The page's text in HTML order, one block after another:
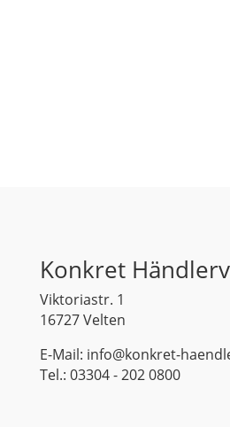
Konkret
Viktoriastr. 1
16727 Velten
E-Mail: info@konkret-
Tel.: 03304 - 202 0800